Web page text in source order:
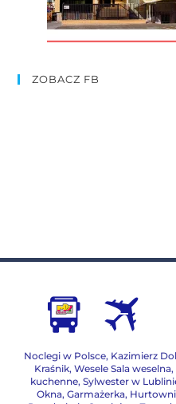
ZOBACZ FB
Noclegi w Polsce, Kazimierz
Kraśnik, Wesele Sala weselna,
kuchenne, Sylwester w
Okna, Garmażerka,